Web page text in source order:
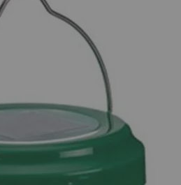
да намерите на
чрез BOX NOW, може да
Актуална информация за
през платформата на сайта ни.
опция„Преглед преди